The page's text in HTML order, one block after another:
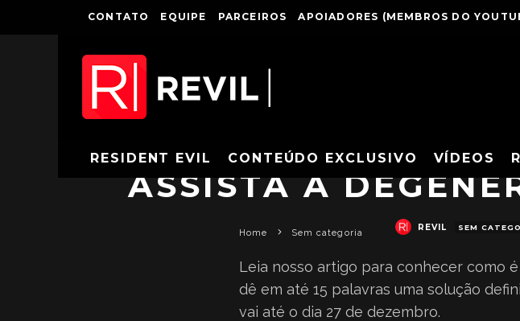
CONTATO EQUIPE PARCEIROS APOIADORES (MEMBROS DO
RESIDENT EVIL CONTEÚDO EXCLUSIVO VÍDEOS
ASSISTA A
REVIL SEM
Home Sem categoria
Leia nosso artigo para conhecer como
dê em até 15 palavras uma solução
vai até o dia 27 de dezembro.